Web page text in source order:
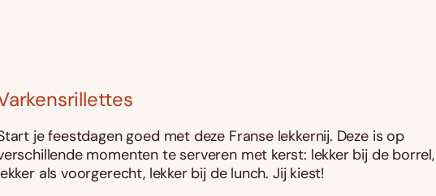
je feestdagen goed met deze Franse lekkernij. Deze is op
momenten te serveren met kerst: lekker bij de borrel,
als voorgerecht, lekker bij de lunch. Jij kiest!